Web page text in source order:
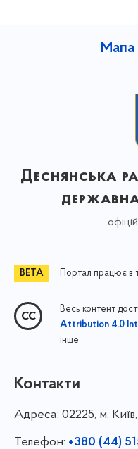
Мапа
Деснянська
державна
Портал працює в
Весь контент
Attribution 4.0
інше
Контакти
Адреса: 02225, м.
Телефон: +380 (44)